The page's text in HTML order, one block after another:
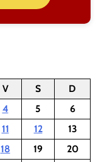
V S
D
4 5
6
11 12
13
18 19
20